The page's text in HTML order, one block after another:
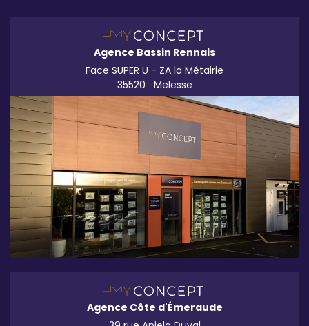
Agence Bassin Rennais
Face SUPER U - ZA la Métairie
35520
Melesse
Agence Côte d'Émeraude